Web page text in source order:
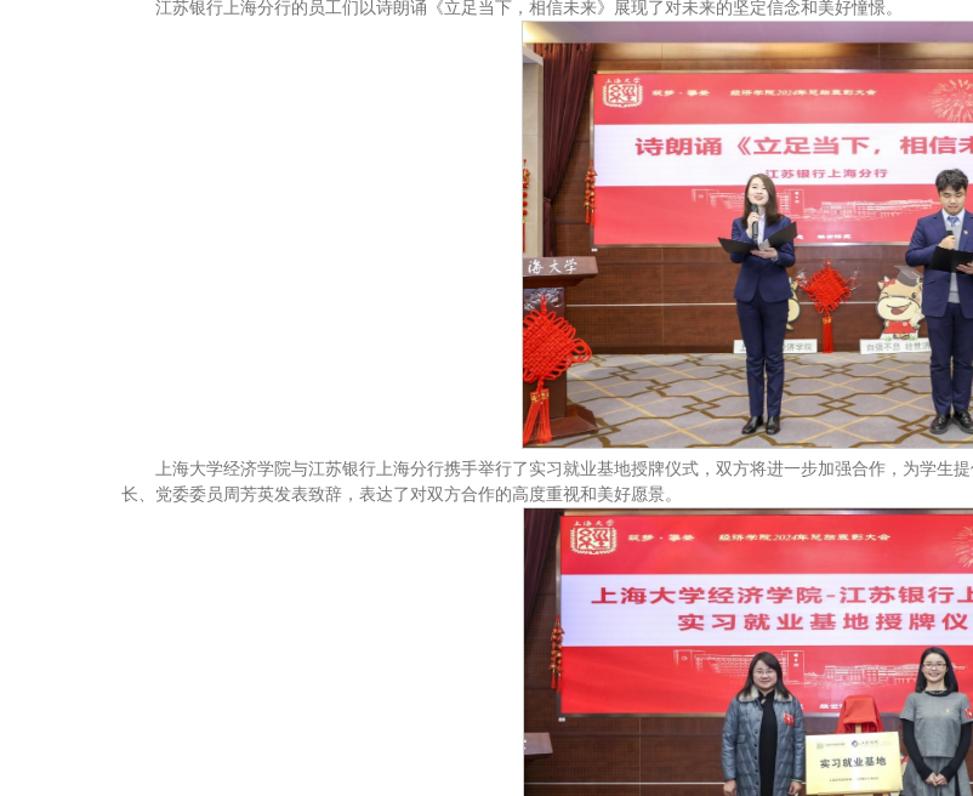
江苏银行上海分行的员工们以诗朗诵《立足当下，相信未来》展现了对未来的坚定信念和美好憧憬。
上海大学经济学院与江苏银行上海分行携手举行了实习就业基地授牌仪式，双方将进一步加强合作，为学生
长、党委委员周芳英发表致辞，表达了对双方合作的高度重视和美好愿景。